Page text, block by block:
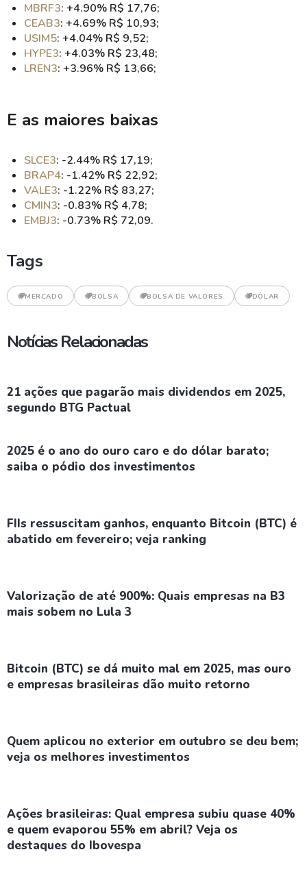
MBRF3: +4.90% R$ 17,76;
CEAB3: +4.69% R$ 10,93;
USIM5: +4.04% R$ 9,52;
HYPE3: +4.03% R$ 23,48;
LREN3: +3.96% R$ 13,66;
E as maiores baixas
SLCE3: -2.44% R$ 17,19;
BRAP4: -1.42% R$ 22,92;
VALE3: -1.22% R$ 83,27;
CMIN3: -0.83% R$ 4,78;
EMBJ3: -0.73% R$ 72,09.
Tags
MERCADO BOLSA BOLSA DE VALORES DÓLAR
Notícias Relacionadas
21 ações que pagarão mais dividendos em 2025,
segundo BTG Pactual
2025 é o ano do ouro caro e do dólar barato;
saiba o pódio dos investimentos
FIIs ressuscitam ganhos, enquanto Bitcoin (BTC) é
abatido em fevereiro; veja ranking
Valorização de até 900%: Quais empresas na B3
mais sobem no Lula 3
Bitcoin (BTC) se dá muito mal em 2025, mas ouro
e empresas brasileiras dão muito retorno
Quem aplicou no exterior em outubro se deu bem;
veja os melhores investimentos
Ações brasileiras: Qual empresa subiu quase 40%
e quem evaporou 55% em abril? Veja os
destaques do Ibovespa